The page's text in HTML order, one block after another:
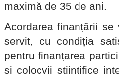
maximă de 35 de ani.
Acordarea finanțării
servit, cu condiția
pentru finanțarea
și colocvii științifice